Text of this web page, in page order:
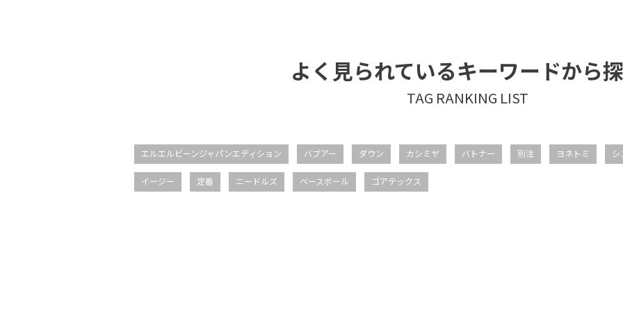
よく見られているキーワードから
エルエルビーンジャパンエディション バブアー ダウン カシミヤ バトナー 別注 ヨネトミ シ
イージー 定番 ニードルズ ベースボール ゴアテックス